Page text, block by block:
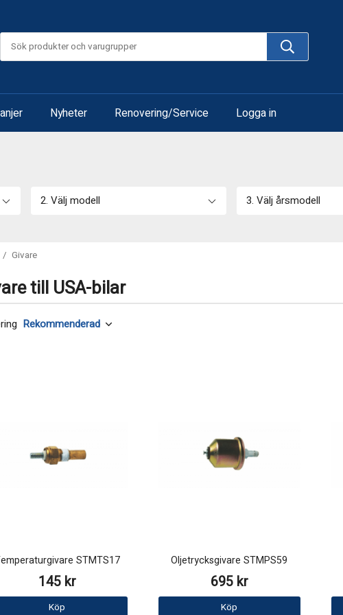
Nyheter Renovering/Service Logga in
2. Välj modell 3. Välj årsmodell
/ Givare
till USA-bilar
STMTS17
145 kr
Köp
Oljetrycksgivare STMPS59
695 kr
Köp